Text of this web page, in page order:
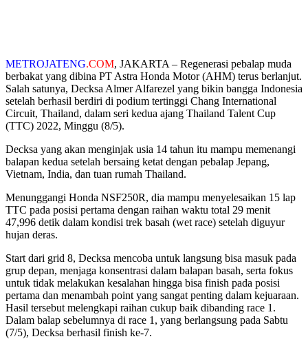
METROJATENG.COM, JAKARTA – Regenerasi pebalap muda
berbakat yang dibina PT Astra Honda Motor (AHM) terus berlanjut.
Salah satunya, Decksa Almer Alfarezel yang bikin bangga Indonesia
setelah berhasil berdiri di podium tertinggi Chang International
Circuit, Thailand, dalam seri kedua ajang Thailand Talent Cup
(TTC) 2022, Minggu (8/5).
Decksa yang akan menginjak usia 14 tahun itu mampu memenangi
balapan kedua setelah bersaing ketat dengan pebalap Jepang,
Vietnam, India, dan tuan rumah Thailand.
Menunggangi Honda NSF250R, dia mampu menyelesaikan 15 lap
TTC pada posisi pertama dengan raihan waktu total 29 menit
47,996 detik dalam kondisi trek basah (wet race) setelah diguyur
hujan deras.
Start dari grid 8, Decksa mencoba untuk langsung bisa masuk pada
grup depan, menjaga konsentrasi dalam balapan basah, serta fokus
untuk tidak melakukan kesalahan hingga bisa finish pada posisi
pertama dan menambah point yang sangat penting dalam kejuaraan.
Hasil tersebut melengkapi raihan cukup baik dibanding race 1.
Dalam balap sebelumnya di race 1, yang berlangsung pada Sabtu
(7/5), Decksa berhasil finish ke-7.